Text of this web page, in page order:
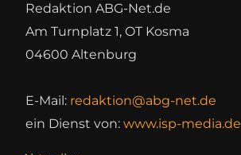
Redaktion ABG-Net.de
Am Turnplatz 1, OT Kosma
04600 Altenburg
E-Mail: redaktion@abg-net.de
ein Dienst von: www.isp-media.de